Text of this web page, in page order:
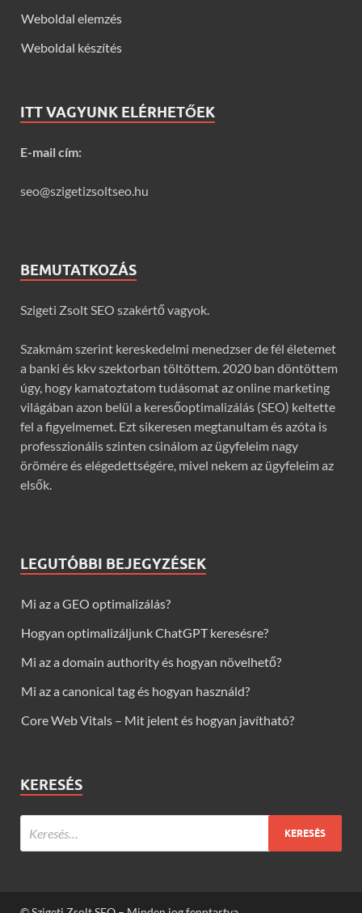
Weboldal elemzés
Weboldal készítés
ITT VAGYUNK ELÉRHETŐEK
E-mail cím:
seo@szigetizsoltseo.hu
BEMUTATKOZÁS
Szigeti Zsolt SEO szakértő vagyok.
Szakmám szerint kereskedelmi menedzser de fél életemet
a banki és kkv szektorban töltöttem. 2020 ban döntöttem
úgy, hogy kamatoztatom tudásomat az online marketing
világában azon belül a keresőoptimalizálás (SEO) keltette
fel a figyelmemet. Ezt sikeresen megtanultam és azóta is
professzionális szinten csinálom az ügyfeleim nagy
örömére és elégedettségére, mivel nekem az ügyfeleim az
elsők.
LEGUTÓBBI BEJEGYZÉSEK
Mi az a GEO optimalizálás?
Hogyan optimalizáljunk ChatGPT keresésre?
Mi az a domain authority és hogyan növelhető?
Mi az a canonical tag és hogyan használd?
Core Web Vitals – Mit jelent és hogyan javítható?
KERESÉS